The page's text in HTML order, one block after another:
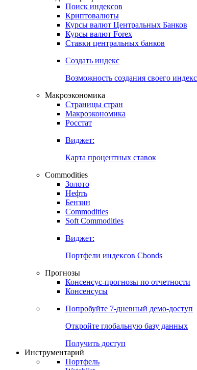
Получить доступ
Индикаторы рынка
Поиск индексов
Криптовалюты
Курсы валют Центральных Банков
Курсы валют Forex
Ставки центральных банков
Создать индекс
Возможность создания своего индекса
Макроэкономика
Страницы стран
Макроэкономика
Росстат
Виджет:
Карта процентных ставок
Commodities
Золото
Нефть
Бензин
Commodities
Soft Commodities
Виджет:
Портфели индексов Cbonds
Прогнозы
Консенсус-прогнозы по отчетности
Консенсусы
Попробуйте7-дневный
Откройте глобальную базу данных